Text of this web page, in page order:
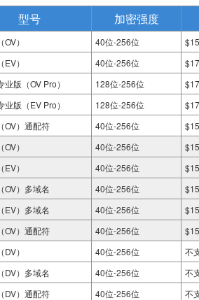
型号 加密强度
） 40位-256位
）
40位-256位
业版（OV Pro）
128位-256位
业版（EV Pro）
128位-256位
OV）通配符
40位-256位
） 40位-256位
）
40位-256位
OV）多域名
40位-256位
EV）多域名
40位-256位
OV）通配符
40位-256位
） 40位-256位
不
DV）多域名
40位-256位
不
DV）通配符
40位-256位 不